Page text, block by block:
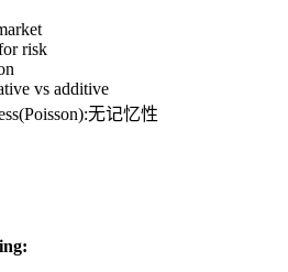
risk
vs additive
无记忆性